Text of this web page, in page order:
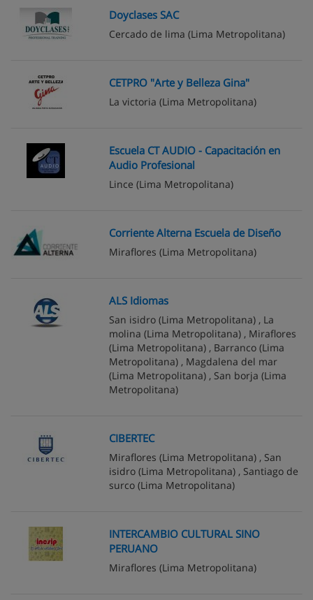
Doyclases SAC
Cercado de lima (Lima Metropolitana)
CETPRO "Arte y Belleza Gina"
La victoria (Lima Metropolitana)
Escuela CT AUDIO - Capacitación en
Audio Profesional
Lince (Lima Metropolitana)
Corriente Alterna Escuela de Diseño
Miraflores (Lima Metropolitana)
ALS Idiomas
San isidro (Lima Metropolitana) , La
molina (Lima Metropolitana) , Miraflores
(Lima Metropolitana) , Barranco (Lima
Metropolitana) , Magdalena del mar
(Lima Metropolitana) , San borja (Lima
Metropolitana)
CIBERTEC
Miraflores (Lima Metropolitana) , San
isidro (Lima Metropolitana) , Santiago de
surco (Lima Metropolitana)
INTERCAMBIO CULTURAL SINO
PERUANO
Miraflores (Lima Metropolitana)